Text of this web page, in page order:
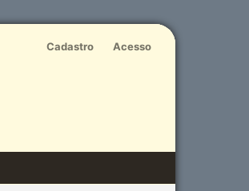
Cadastro Acesso